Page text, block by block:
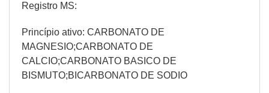
Registro MS:
Princípio ativo: CARBONATO DE
MAGNESIO;CARBONATO DE
CALCIO;CARBONATO BASICO DE
BISMUTO;BICARBONATO DE SODIO